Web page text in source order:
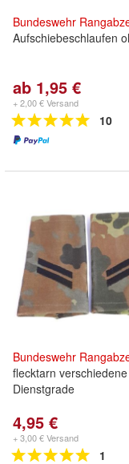
Bundeswehr
Aufschiebeschlaufen
ab 1,95 €
+ 2,00 € Versand
10
Bundeswehr
flecktarn verschiedene
Dienstgrade
4,95 €
+ 3,00 € Versand
1